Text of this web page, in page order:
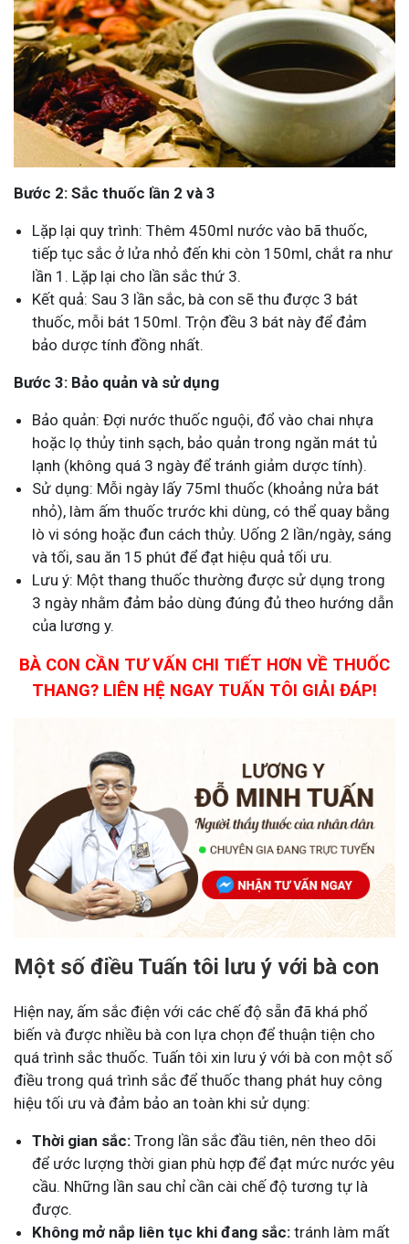
Bước 2: Sắc thuốc lần 2 và 3
Lặp lại quy trình: Thêm 450ml nước vào bã thuốc,
tiếp tục sắc ở lửa nhỏ đến khi còn 150ml, chắt ra như
lần 1. Lặp lại cho lần sắc thứ 3.
Kết quả: Sau 3 lần sắc, bà con sẽ thu được 3 bát
thuốc, mỗi bát 150ml. Trộn đều 3 bát này để đảm
bảo dược tính đồng nhất.
Bước 3: Bảo quản và sử dụng
Bảo quản: Đợi nước thuốc nguội, đổ vào chai nhựa
hoặc lọ thủy tinh sạch, bảo quản trong ngăn mát tủ
lạnh (không quá 3 ngày để tránh giảm dược tính).
Sử dụng: Mỗi ngày lấy 75ml thuốc (khoảng nửa bát
nhỏ), làm ấm thuốc trước khi dùng, có thể quay bằng
lò vi sóng hoặc đun cách thủy. Uống 2 lần/ngày, sáng
và tối, sau ăn 15 phút để đạt hiệu quả tối ưu.
Lưu ý: Một thang thuốc thường được sử dụng trong
3 ngày nhằm đảm bảo dùng đúng đủ theo hướng dẫn
của lương y.
BÀ CON CẦN TƯ VẤN CHI TIẾT HƠN VỀ THUỐC
THANG? LIÊN HỆ NGAY TUẤN TÔI GIẢI ĐÁP!
Một số điều Tuấn tôi lưu ý với bà con
Hiện nay, ấm sắc điện với các chế độ sẵn đã khá phổ
biến và được nhiều bà con lựa chọn để thuận tiện cho
quá trình sắc thuốc. Tuấn tôi xin lưu ý với bà con một số
điều trong quá trình sắc để thuốc thang phát huy công
hiệu tối ưu và đảm bảo an toàn khi sử dụng:
Thời gian sắc: Trong lần sắc đầu tiên, nên theo dõi
để ước lượng thời gian phù hợp để đạt mức nước yêu
cầu. Những lần sau chỉ cần cài chế độ tương tự là
được.
Không mở nắp liên tục khi đang sắc: tránh làm mất